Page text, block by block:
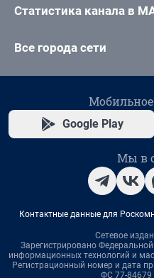
Статистика канала в
Все города сети
Google Play
Мы в
Контактные данные для
Сетевое
Зарегистрировано
информационных технологий и
Регистрационный номер и дата
ФС 77-84679